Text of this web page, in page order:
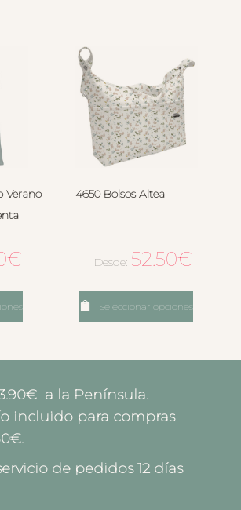
Verano
€
4650 Bolsos Altea
Desde:52.50€
Seleccionar opciones
3.90€ a la Península.
para compras
de pedidos 12 días